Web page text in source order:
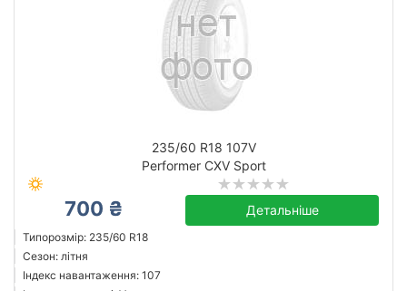
235/60 R18 107V
Performer CXV Sport
700 ₴ Детальніше
Типорозмір: 235/60 R18
Сезон: літня
Індекс навантаження: 107